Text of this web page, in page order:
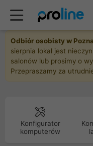
Odbiór osobisty w
sierpnia lokal jest
salonów lub prosimy o
Przepraszamy za
Konfigurator
komputerów